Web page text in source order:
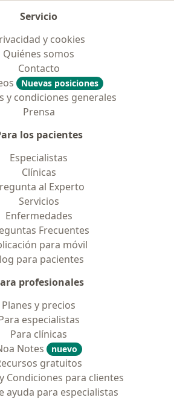
Servicio
y cookies
Quiénes somos
Contacto
Nuevas posiciones
y condiciones generales
Prensa
los pacientes
Especialistas
Clínicas
al Experto
Servicios
Enfermedades
Frecuentes
para móvil
para pacientes
profesionales
Planes y precios
especialistas
Para clínicas
Notes
nuevo
gratuitos
Condiciones para clientes
ayuda para especialistas